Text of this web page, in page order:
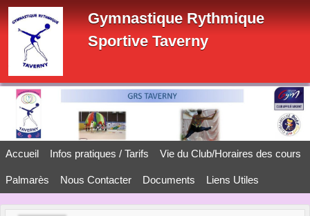
Gymnastique Rythmique
Sportive Taverny
Accueil Infos pratiques / Tarifs Vie du Club/Horaires des cours
Palmarès Nous Contacter Documents Liens Utiles
Panneau de gestion des cookies